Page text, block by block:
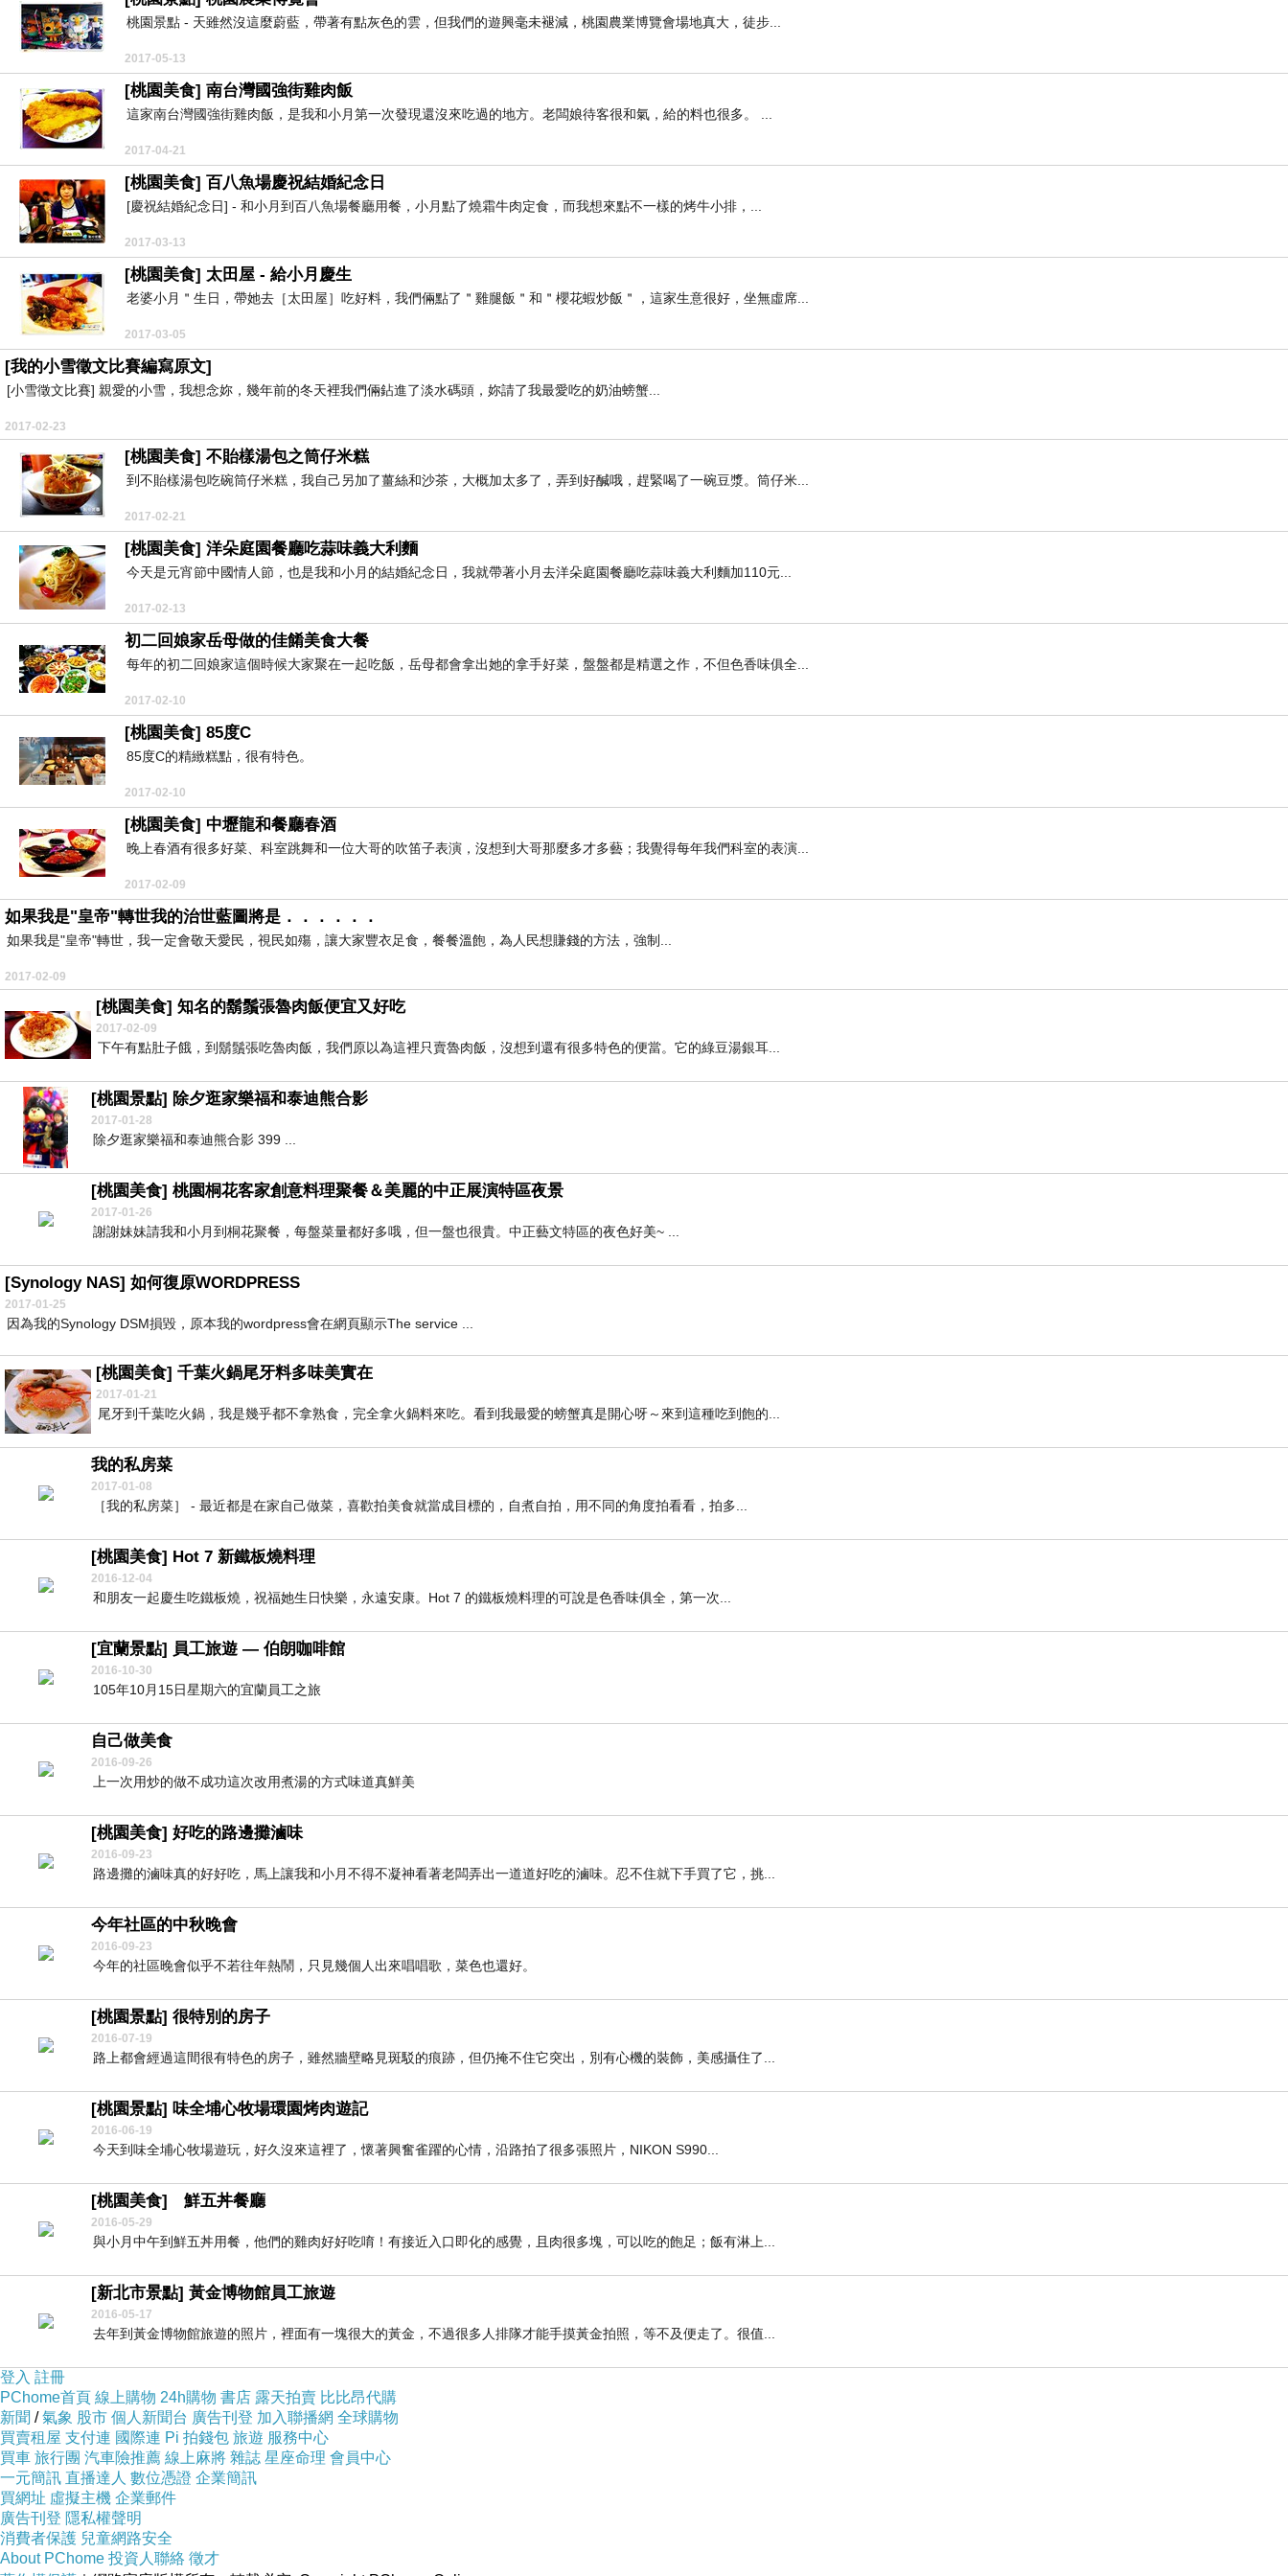
桃園景點 - 天雖然沒這麼蔚藍，帶著有點灰色的雲，但我們的遊興毫未褪減，桃園農業博覽會場地真大，徒步...
2017-05-13
[桃園美食] 南台灣國強街雞肉飯
這家南台灣國強街雞肉飯，是我和小月第一次發現還沒來吃過的地方。老闆娘待客很和氣，給的料也很多。 ...
2017-04-21
[桃園美食] 百八魚場慶祝結婚紀念日
[慶祝結婚紀念日] - 和小月到百八魚場餐廳用餐，小月點了燒霜牛肉定食，而我想來點不一樣的烤牛小排，...
2017-03-13
[桃園美食] 太田屋 - 給小月慶生
老婆小月＂生日，帶她去［太田屋］吃好料，我們倆點了＂雞腿飯＂和＂櫻花蝦炒飯＂，這家生意很好，坐無虛席...
2017-03-05
[我的小雪徵文比賽編寫原文]
[小雪徵文比賽] 親愛的小雪，我想念妳，幾年前的冬天裡我們倆鉆進了淡水碼頭，妳請了我最愛吃的奶油螃蟹...
2017-02-23
[桃園美食] 不貽樣湯包之筒仔米糕
到不貽樣湯包吃碗筒仔米糕，我自己另加了薑絲和沙茶，大概加太多了，弄到好醎哦，趕緊喝了一碗豆漿。筒仔米...
2017-02-21
[桃園美食] 洋朵庭園餐廳吃蒜味義大利麵
今天是元宵節中國情人節，也是我和小月的結婚紀念日，我就帶著小月去洋朵庭園餐廳吃蒜味義大利麵加110元...
2017-02-13
初二回娘家岳母做的佳餚美食大餐
每年的初二回娘家這個時候大家聚在一起吃飯，岳母都會拿出她的拿手好菜，盤盤都是精選之作，不但色香味俱全...
2017-02-10
[桃園美食] 85度C
85度C的精緻糕點，很有特色。
2017-02-10
[桃園美食] 中壢龍和餐廳春酒
晚上春酒有很多好菜、科室跳舞和一位大哥的吹笛子表演，沒想到大哥那麼多才多藝；我覺得每年我們科室的表演...
2017-02-09
如果我是"皇帝"轉世我的治世藍圖將是．．．．．．
如果我是"皇帝"轉世，我一定會敬天愛民，視民如殤，讓大家豐衣足食，餐餐溫飽，為人民想賺錢的方法，強制...
2017-02-09
[桃園美食] 知名的鬍鬚張魯肉飯便宜又好吃
2017-02-09
下午有點肚子餓，到鬍鬚張吃魯肉飯，我們原以為這裡只賣魯肉飯，沒想到還有很多特色的便當。它的綠豆湯銀耳...
[桃園景點] 除夕逛家樂福和泰迪熊合影
2017-01-28
除夕逛家樂福和泰迪熊合影 399 ...
[桃園美食] 桃園桐花客家創意料理聚餐＆美麗的中正展演特區夜景
2017-01-26
謝謝妹妹請我和小月到桐花聚餐，每盤菜量都好多哦，但一盤也很貴。中正藝文特區的夜色好美~ ...
[Synology NAS] 如何復原WORDPRESS
2017-01-25
因為我的Synology DSM損毀，原本我的wordpress會在網頁顯示The service ...
[桃園美食] 千葉火鍋尾牙料多味美實在
2017-01-21
尾牙到千葉吃火鍋，我是幾乎都不拿熟食，完全拿火鍋料來吃。看到我最愛的螃蟹真是開心呀～來到這種吃到飽的...
我的私房菜
2017-01-08
［我的私房菜］ - 最近都是在家自己做菜，喜歡拍美食就當成目標的，自煮自拍，用不同的角度拍看看，拍多...
[桃園美食] Hot 7 新鐵板燒料理
2016-12-04
和朋友一起慶生吃鐵板燒，祝福她生日快樂，永遠安康。Hot 7 的鐵板燒料理的可說是色香味俱全，第一次...
[宜蘭景點] 員工旅遊 — 伯朗咖啡館
2016-10-30
105年10月15日星期六的宜蘭員工之旅
自己做美食
2016-09-26
上一次用炒的做不成功這次改用煮湯的方式味道真鮮美
[桃園美食] 好吃的路邊攤滷味
2016-09-23
路邊攤的滷味真的好好吃，馬上讓我和小月不得不凝神看著老闆弄出一道道好吃的滷味。忍不住就下手買了它，挑...
今年社區的中秋晚會
2016-09-23
今年的社區晚會似乎不若往年熱鬧，只見幾個人出來唱唱歌，菜色也還好。
[桃園景點] 很特別的房子
2016-07-19
路上都會經過這間很有特色的房子，雖然牆壁略見斑駁的痕跡，但仍掩不住它突出，別有心機的裝飾，美感攝住了...
[桃園景點] 味全埔心牧場環園烤肉遊記
2016-06-19
今天到味全埔心牧場遊玩，好久沒來這裡了，懷著興奮雀躍的心情，沿路拍了很多張照片，NIKON S990...
[桃園美食] 鮮五丼餐廳
2016-05-29
與小月中午到鮮五丼用餐，他們的雞肉好好吃唷！有接近入口即化的感覺，且肉很多塊，可以吃的飽足；飯有淋上...
[新北市景點] 黃金博物館員工旅遊
2016-05-17
去年到黃金博物館旅遊的照片，裡面有一塊很大的黃金，不過很多人排隊才能手摸黃金拍照，等不及便走了。很值...
登入 註冊
PChome首頁 線上購物 24h購物 書店 露天拍賣 比比昂代購
新聞 /氣象 股市 個人新聞台 廣告刊登 加入聯播網 全球購物
買賣租屋 支付連 國際連 Pi 拍錢包 旅遊 服務中心
買車 旅行團 汽車險推薦 線上麻將 雜誌 星座命理 會員中心
一元簡訊 直播達人 數位憑證 企業簡訊
買網址 虛擬主機 企業郵件
廣告刊登 隱私權聲明
消費者保護 兒童網路安全
About PChome 投資人聯絡 徵才